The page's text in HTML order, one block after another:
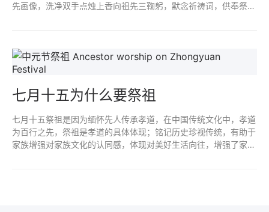
先画像，洗净双手点烛上香向祖先三鞠躬，默念祈祷词，供奉祭
七月十五为什么要祭祖
七月十五祭祖是因为缅怀先人传承孝道，在中国传统文化中，孝道
为百行之先，祭祖是孝道的具体体现；铭记历史珍视传统，有助于
家族增强对家族文化的认同感，体现对美好生活向往，增强了家族